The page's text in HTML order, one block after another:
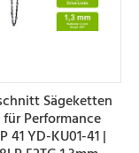
Sägeketten
Performance
41 YD-KU01-41 |